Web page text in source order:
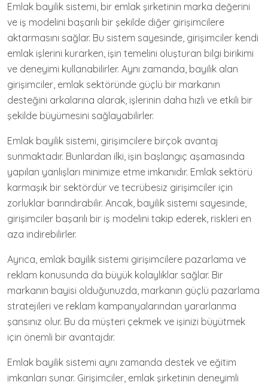
Emlak bayilik sistemi, bir emlak şirketinin marka değerini
ve iş modelini başarılı bir şekilde diğer girişimcilere
aktarmasını sağlar. Bu sistem sayesinde, girişimciler kendi
emlak işlerini kurarken, işin temelini oluşturan bilgi birikimi
ve deneyimi kullanabilirler. Aynı zamanda, bayilik alan
girişimciler, emlak sektöründe güçlü bir markanın
desteğini arkalarına alarak, işlerinin daha hızlı ve etkili bir
şekilde büyümesini sağlayabilirler.
Emlak bayilik sistemi, girişimcilere birçok avantaj
sunmaktadır. Bunlardan ilki, işin başlangıç aşamasında
yapılan yanlışları minimize etme imkanıdır. Emlak sektörü
karmaşık bir sektördür ve tecrübesiz girişimciler için
zorluklar barındırabilir. Ancak, bayilik sistemi sayesinde,
girişimciler başarılı bir iş modelini takip ederek, riskleri en
aza indirebilirler.
Ayrıca, emlak bayilik sistemi girişimcilere pazarlama ve
reklam konusunda da büyük kolaylıklar sağlar. Bir
markanın bayisi olduğunuzda, markanın güçlü pazarlama
stratejileri ve reklam kampanyalarından yararlanma
şansınız olur. Bu da müşteri çekmek ve işinizi büyütmek
için önemli bir avantajdır.
Emlak bayilik sistemi aynı zamanda destek ve eğitim
imkanları sunar. Girişimciler, emlak şirketinin deneyimli